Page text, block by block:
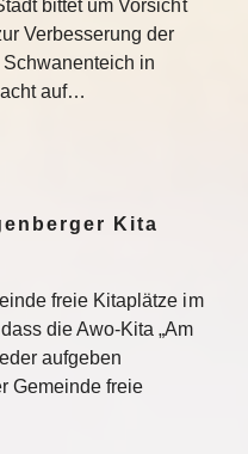
bittet um Vorsicht
Verbesserung der
in
auf…
Kita
freie Kitaplätze im
die Awo-Kita „Am
aufgeben
Gemeinde freie